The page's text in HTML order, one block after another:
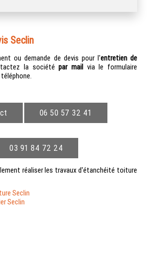
Seclin
ou demande de devis pour l'entretien de
la sociétépar mailvia le formulaire
06 50 57 32 41
03 91 84 72 24
réaliser les travaux d'étanchéité toiture
Seclin
Seclin